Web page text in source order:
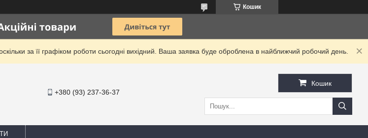
Кошик
за її графіком роботи сьогодні вихідний. Ваша заявка буде оброблена в найближчий робочий день.
+380 (93) 237-36-37
Кошик